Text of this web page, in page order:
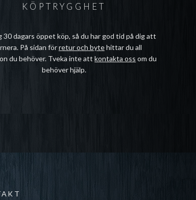
KÖPTRYGGHET
30 dagars öppet köp, så du har god tid på dig att
På sidan förretur och bytehittar du all
du behöver. Tveka inte attkontakta oss om du
behöver hjälp.